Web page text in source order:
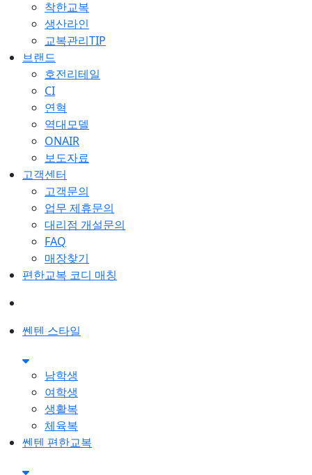
착한교복
생산라인
교복관리TIP
브랜드
호전리테일
CI
연혁
역대모델
ONAIR
보도자료
고객센터
고객문의
업무 제휴문의
대리점 개설문의
FAQ
매장찾기
편한교복 코디 매칭
쎈텐 스타일
남학생
여학생
생활복
체육복
쎈텐 편한교복